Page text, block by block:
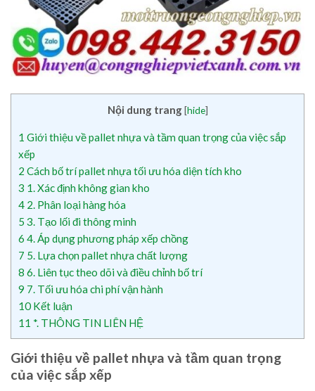
Nội dung trang [hide]
1 Giới thiệu về pallet nhựa và tầm quan trọng của việc sắp
xếp
2 Cách bố trí pallet nhựa tối ưu hóa diện tích kho
3 1. Xác định không gian kho
4 2. Phân loại hàng hóa
5 3. Tạo lối đi thông minh
6 4. Áp dụng phương pháp xếp chồng
7 5. Lựa chọn pallet nhựa chất lượng
8 6. Liên tục theo dõi và điều chỉnh bố trí
9 7. Tối ưu hóa chi phí vận hành
10 Kết luận
11 *. THÔNG TIN LIÊN HỆ
Giới thiệu về pallet nhựa và tầm quan trọng
của việc sắp xếp